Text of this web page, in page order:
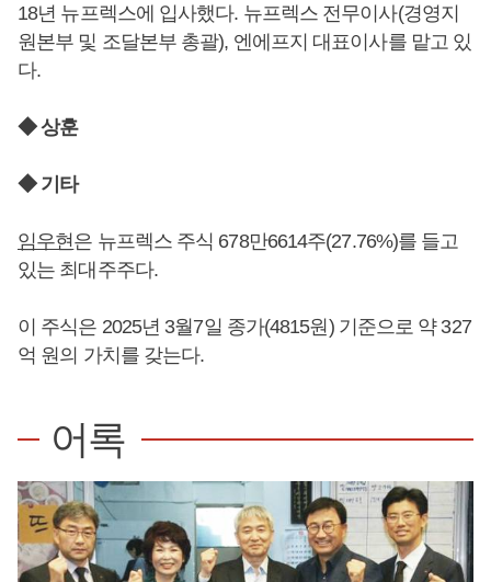
18년 뉴프렉스에 입사했다. 뉴프렉스 전무이사(경영지
원본부 및 조달본부 총괄), 엔에프지 대표이사를 맡고 있
다.
◆ 상훈
◆ 기타
임우현은 뉴프렉스 주식 678만6614주(27.76%)를 들고
있는 최대주주다.
이 주식은 2025년 3월7일 종가(4815원) 기준으로 약 327
억 원의 가치를 갖는다.
어록